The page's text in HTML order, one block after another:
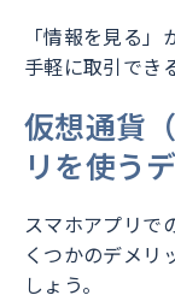
「情報を見る
手軽に取引でき
仮想通貨
リを使う
スマホアプリで
くつかのデメリ
しょう。